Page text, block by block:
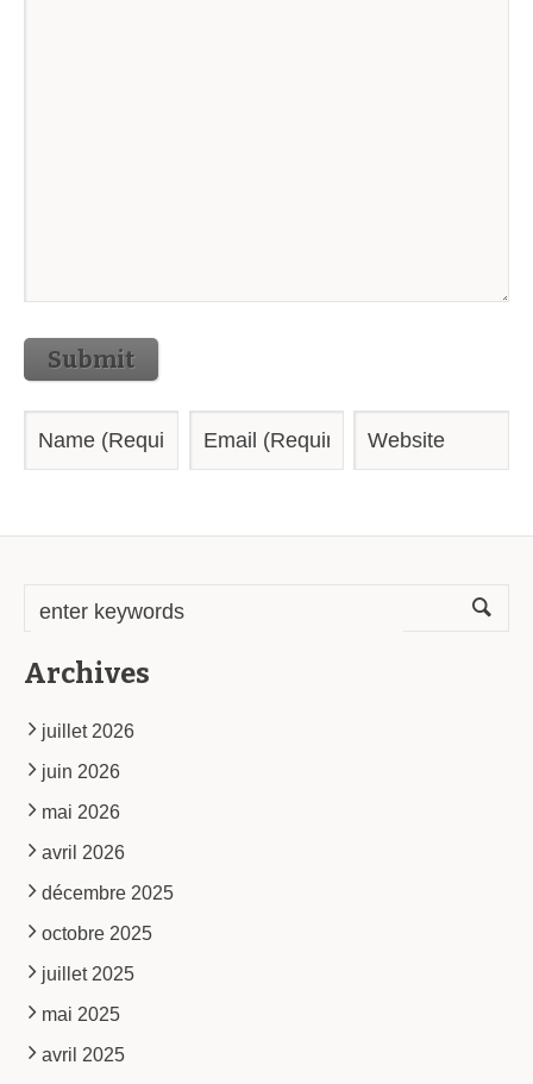
Submit
Archives
juillet 2026
juin 2026
mai 2026
avril 2026
décembre 2025
octobre 2025
juillet 2025
mai 2025
avril 2025